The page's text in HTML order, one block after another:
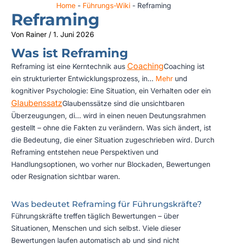
Home- Führungs-Wiki- Reframing
Reframing
Von Rainer / 1. Juni 2026
Was ist Reframing
Reframing ist eine Kerntechnik aus CoachingCoaching ist
ein strukturierter Entwicklungsprozess, in... Mehrund
kognitiver Psychologie: Eine Situation, ein Verhalten oder ein
GlaubenssatzGlaubenssätze sind die unsichtbaren
Überzeugungen, di... wird in einen neuen Deutungsrahmen
gestellt – ohne die Fakten zu verändern. Was sich ändert, ist
die Bedeutung, die einer Situation zugeschrieben wird. Durch
Reframing entstehen neue Perspektiven und
Handlungsoptionen, wo vorher nur Blockaden, Bewertungen
oder Resignation sichtbar waren.
Was bedeutet Reframing für Führungskräfte?
Führungskräfte treffen täglich Bewertungen – über
Situationen, Menschen und sich selbst. Viele dieser
Bewertungen laufen automatisch ab und sind nicht